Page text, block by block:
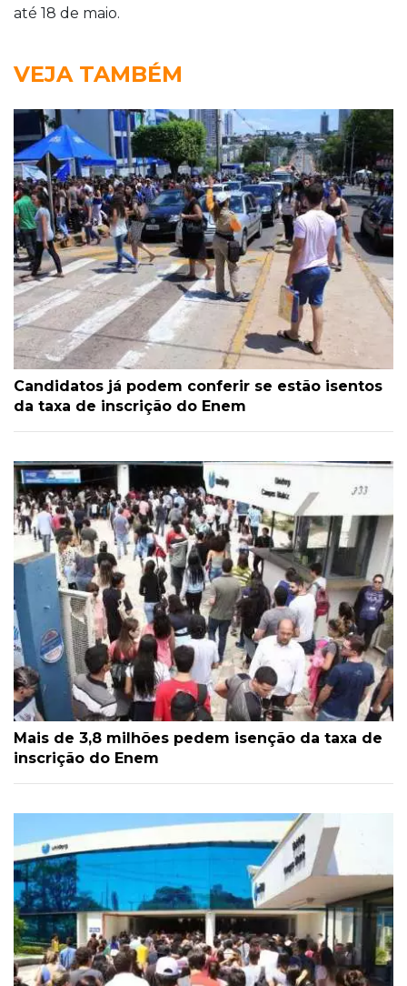
até 18 de maio.
VEJA TAMBÉM
Candidatos já podem conferir se estão isentos
da taxa de inscrição do Enem
Mais de 3,8 milhões pedem isenção da taxa de
inscrição do Enem